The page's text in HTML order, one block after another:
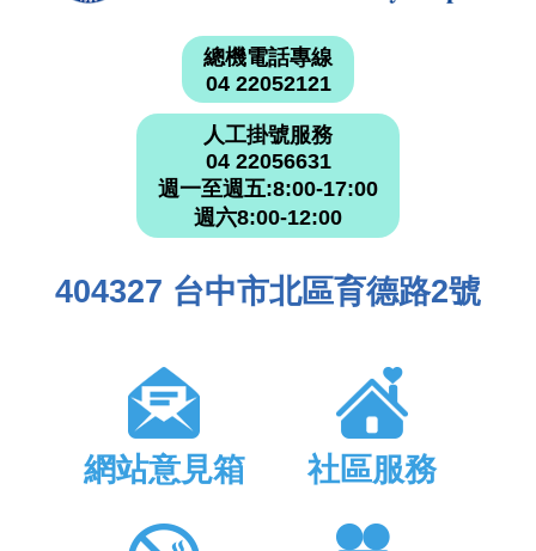
總機電話專線
04 22052121
人工掛號服務
04 22056631
週一至週五:8:00-17:00
週六8:00-12:00
404327 台中市北區育德路2號
網站意見箱 社區服務